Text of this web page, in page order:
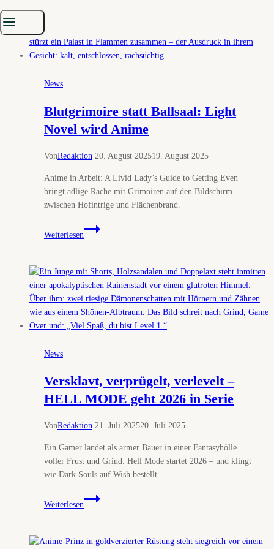
»Bride
of
News
Blutgrimoire statt Ballsaal: Light
Novel wird Anime
VonRedaktion 20. August 202519. August 2025
Anime in Arbeit: A Livid Lady’s Guide to Getting Even
bringt adlige Rache mit Grimoiren auf den Bildschirm –
zwischen Hofintrige und Flächenbrand.
Weiterlesen
Blutgrimoire
statt
Light
Novel
wird
Anime
News
Versklavt, verprügelt, verlevelt –
HELL MODE geht 2026 in Serie
VonRedaktion 21. Juli 202520. Juli 2025
Ein Gamer landet als armer Bauer in einer Fantasyhölle
voller Frust und Grind. Hell Mode startet 2026 – und klingt
wie Dark Souls auf Wish bestellt.
Weiterlesen
Versklavt,
verprügelt,
–